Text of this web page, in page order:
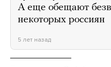
А еще обещают
некоторых россиян
5 лет назад